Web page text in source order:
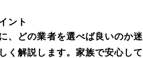
ント
、どの業者を選べば良いのか
く解説します。家族で安心し